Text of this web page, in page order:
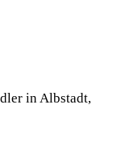
in Albstadt,